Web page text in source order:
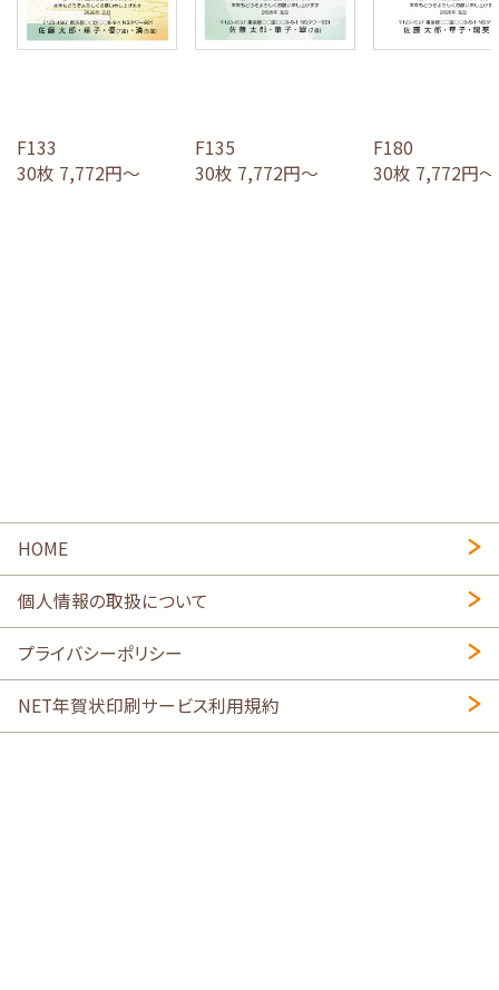
F133
30枚 7,772円～
F135
30枚 7,772円～
F180
30枚 7,772円～
HOME
個人情報の取扱について
プライバシーポリシー
NET年賀状印刷サービス利用規約